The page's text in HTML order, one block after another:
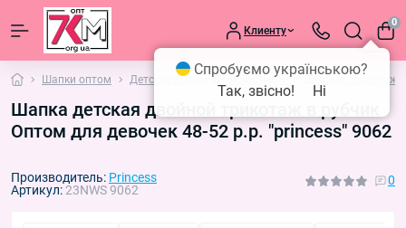
Клиенту
0
Шапки оптом Детские шапки демисезонные Детские
Шапка детская двойной трикотаж в рубчик
Оптом для девочек 48-52 р.р. "princess" 9062
Производитель: Princess
Артикул:23NWS 9062
0
Спробуємо українською?
Так, звісно!
Ні